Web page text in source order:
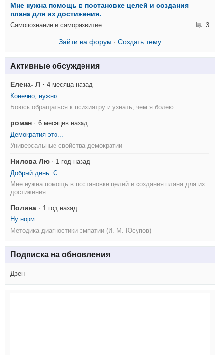
Мне нужна помощь в постановке целей и создания
плана для их достижения.
Самопознание и саморазвитие 3
Зайти на форум · Создать тему
Активные обсуждения
Елена- Л ·4 месяца назад
Конечно, нужно...
Боюсь обращаться к психиатру и узнать, чем я болею.
роман ·6 месяцев назад
Демократия это...
Универсальные свойства демократии
Нилова Лю · 1 год назад
Добрый день. С...
Мне нужна помощь в постановке целей и создания плана для их
достижения.
Полина · 1 год назад
Ну норм
Методика диагностики эмпатии (И. М. Юсупов)
Подписка на обновления
Дзен